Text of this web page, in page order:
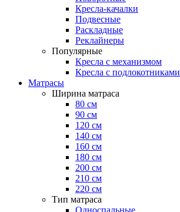
Кресла-качалки
Подвесные
Раскладные
Реклайнеры
Популярные
Кресла с механизмом
Кресла с подлокотниками
Матрасы
Ширина матраса
80 см
90 см
120 см
140 см
160 см
180 см
200 см
210 см
220 см
Тип матраса
Односпальные